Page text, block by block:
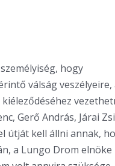
hogy
válság veszélyeire,
Gerő András, Járai
útját kell állni annak,
a Lungo Drom elnöke